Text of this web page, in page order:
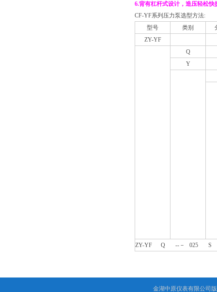
6.背有杠杆式设计，造压轻松快
CF-YF系列压力泵选型方法:
型号
类别
ZY-YF
Q
Y
ZY-YF Q --－ 025 S
金湖中原仪表有限公司